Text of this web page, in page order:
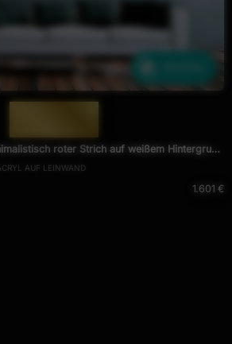
roter Strich auf weißem Hintergrund
AUF LEINWAND
1.601 €